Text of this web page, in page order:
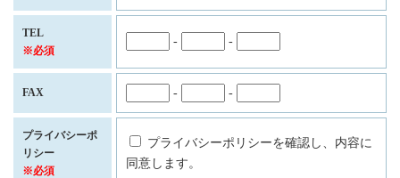
TEL
※必須
- -
FAX - -
プライバシーポ
リシー
※必須
プライバシーポリシーを確認し、内容に
同意します。